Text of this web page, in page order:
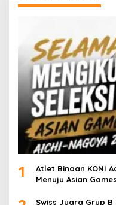
1
Atlet Binaan KONI
Menuju Asian
Swiss Juara Grup B